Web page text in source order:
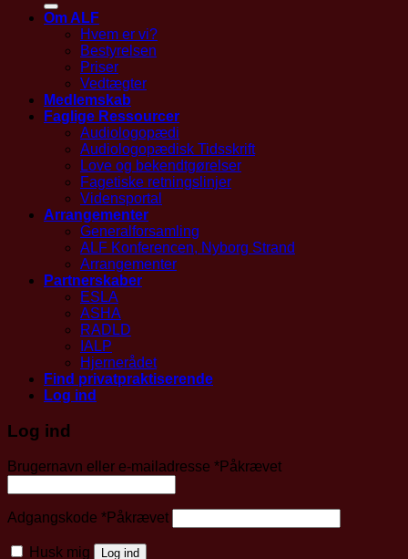
Om ALF
Hvem er vi?
Bestyrelsen
Priser
Vedtægter
Medlemskab
Faglige Ressourcer
Audiologopædi
Audiologopædisk Tidsskrift
Love og bekendtgørelser
Fagetiske retningslinjer
Vidensportal
Arrangementer
Generalforsamling
ALF Konferencen, Nyborg Strand
Arrangementer
Partnerskaber
ESLA
ASHA
RADLD
IALP
Hjernerådet
Find privatpraktiserende
Log ind
Log ind
Brugernavn eller e-mailadresse *Påkrævet
Adgangskode *Påkrævet
Husk mig Log ind